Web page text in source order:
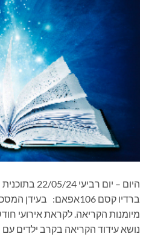
היום – יום
ברדיו קסם 106אפאם:
מיומנות הקריאה. לקראת אירועי
נושא עידוד הקריאה בקרב ילדים עם